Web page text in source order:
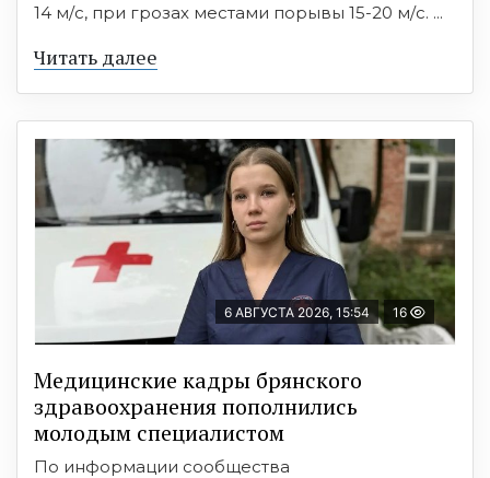
14 м/с, при грозах местами порывы 15-20 м/с. ...
Читать далее
6 АВГУСТА 2026, 15:54 16
Медицинские кадры брянского
здравоохранения пополнились
молодым специалистом
По информации сообщества